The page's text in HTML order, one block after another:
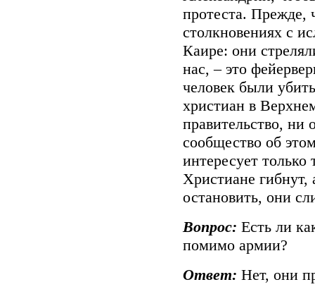
протеста. Прежде,
столкновениях с
Каире: они
нас, – это
человек были
христиан в
правительство,
сообщество об
интересует
Христиане
остановить, они
Вопрос: Есть ли
помимо армии?
Ответ: Нет, они